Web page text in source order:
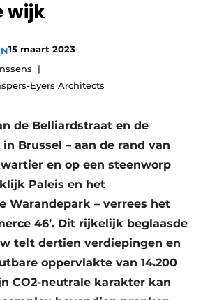
wijk
15 maart 2023
Eyers Architects
de Belliardstraat en de
Brussel – aan de rand van
en op een steenworp
Paleis en het
Warandepark – verrees het
46’. Dit rijkelijk beglaasde
telt dertien verdiepingen en
oppervlakte van 14.200
CO2-neutrale karakter kan